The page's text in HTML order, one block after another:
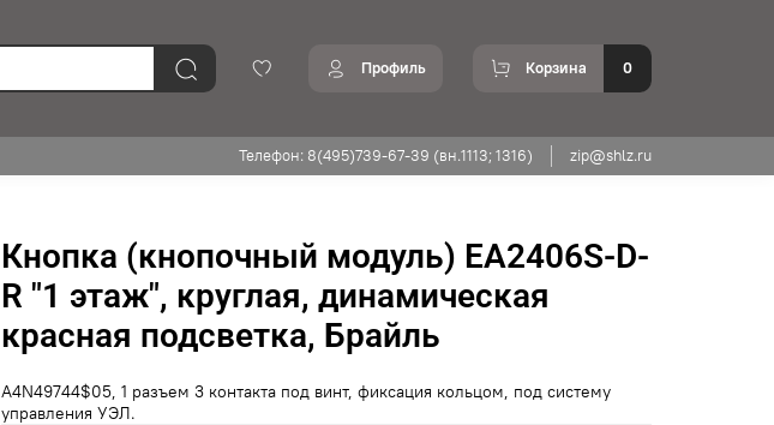
Профиль Корзина 0
Телефон: 8(495)739-67-39 (вн.1113; 1316) zip@shlz.ru
Кнопка (кнопочный модуль) EA2406S-D-
R "1 этаж", круглая, динамическая
красная подсветка, Брайль
А4N49744$05, 1 разъем 3 контакта под винт, фиксация кольцом, под систему
управления УЭЛ.